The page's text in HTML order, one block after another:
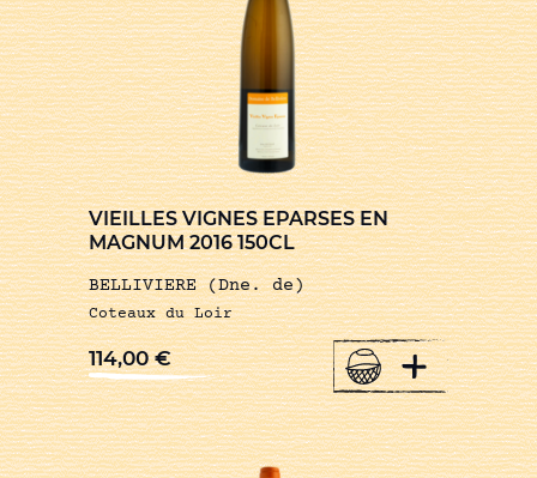
VIEILLES VIGNES EPARSES EN
MAGNUM 2016 150CL
BELLIVIERE (Dne. de)
Coteaux du Loir
114,00€ +